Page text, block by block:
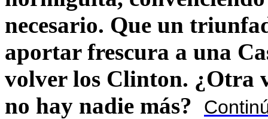
necesario. Que un
aportar frescura a una
volver los Clinton. ¿Otra
no hay nadie más?